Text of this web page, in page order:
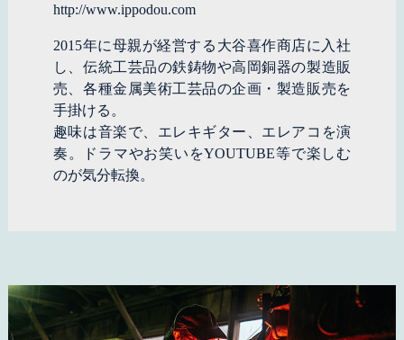
http://www.ippodou.com
2015年に母親が経営する大谷喜作商店に入社
し、伝統工芸品の鉄鋳物や高岡銅器の製造販
売、各種金属美術工芸品の企画・製造販売を
手掛ける。
趣味は音楽で、エレキギター、エレアコを演
奏。ドラマやお笑いをYOUTUBE等で楽しむ
のが気分転換。